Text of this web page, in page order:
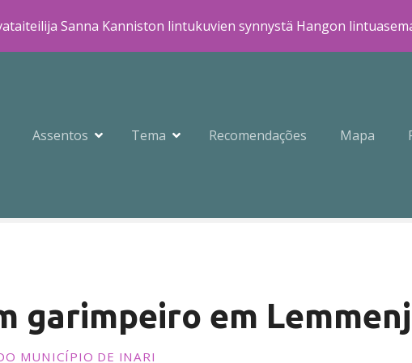
Sanna Kanniston lintukuvien synnystä Hangon
Assentos Tema Recomendações Mapa
garimpeiro em
MUNICÍPIO DE INARI